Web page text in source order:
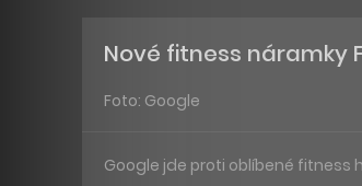
Nové fitness náramky
Foto: Google
Google jde proti oblíbené fitness